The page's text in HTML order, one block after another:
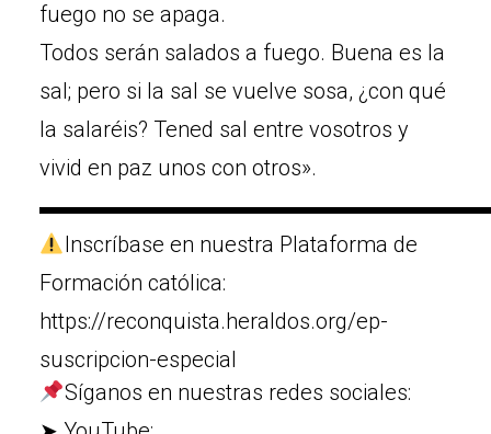
fuego no se apaga.
Todos serán salados a fuego. Buena es la
sal; pero si la sal se vuelve sosa, ¿con qué
la salaréis? Tened sal entre vosotros y
vivid en paz unos con otros».
Inscríbase en nuestra Plataforma de
Formación católica:
https://reconquista.heraldos.org/ep-
suscripcion-especial
Síganos en nuestras redes sociales: